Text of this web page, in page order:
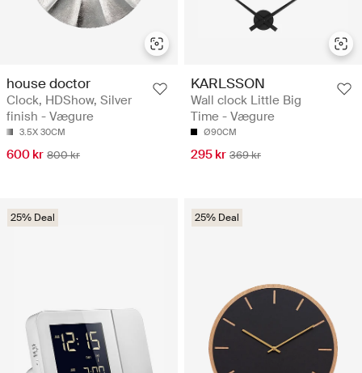
house doctor
Clock, HDShow, Silver
finish - Vægure
3.5X 30CM
600 kr 800 kr
KARLSSON
Wall clock Little Big
Time - Vægure
Ø90CM
295 kr 369 kr
25% Deal 25% Deal